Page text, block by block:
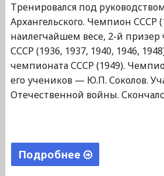
Тренировался под
Архангельского. Чемпион СССР
наилегчайшем весе, 2-й
СССР (1936, 1937, 1940, 1946,
чемпионата СССР (1949).
его учеников — Ю.П. Соколов.
Отечественной войны.
Подробнее